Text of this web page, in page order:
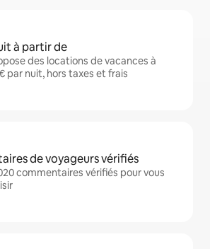
à partir de
des locations de vacances à
par nuit, hors taxes et frais
de voyageurs vérifiés
commentaires vérifiés pour vous